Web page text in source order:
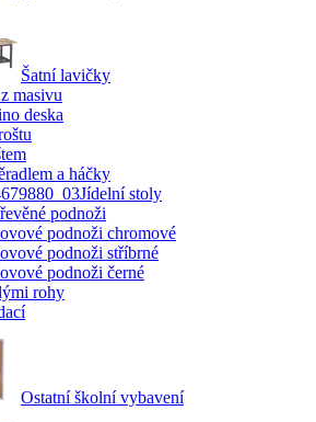
Šatní lavičky
masivu
deska
a háčky
Jídelní stoly
podnoži
podnoži chromové
podnoži stříbrné
podnoži černé
rohy
Ostatní školní vybavení